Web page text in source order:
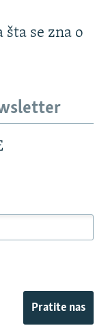
se zna o
Pratite nas